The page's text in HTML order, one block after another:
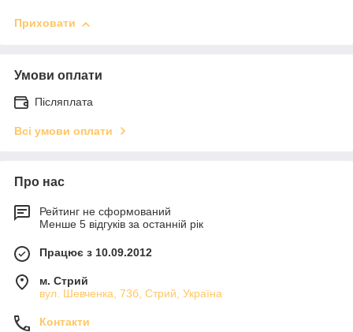
Приховати
Умови оплати
Післяплата
Всі умови оплати
Про нас
Рейтинг не сформований
Менше 5 відгуків за останній рік
Працює з 10.09.2012
м. Стрий
вул. Шевченка, 73б, Стрий, Україна
Контакти